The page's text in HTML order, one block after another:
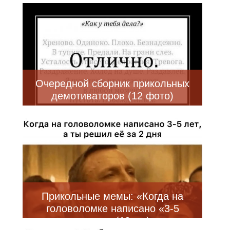
Очередной сборник прикольных
демотиваторов (12 фото)
Прикольные мемы: «Когда на
головоломке написано «3-5
лет»…» (19 шт)